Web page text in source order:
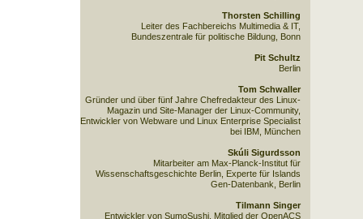
Thorsten Schilling
Leiter des Fachbereichs Multimedia & IT,
Bundeszentrale für politische Bildung, Bonn
Pit Schultz
Berlin
Tom Schwaller
Gründer und über fünf Jahre Chefredakteur des Linux-
Magazin und Site-Manager der Linux-Community,
Entwickler von Webware und Linux Enterprise Specialist
bei IBM, München
Skúli Sigurdsson
Mitarbeiter am Max-Planck-Institut für
Wissenschaftsgeschichte Berlin, Experte für Islands
Gen-Datenbank, Berlin
Tilmann Singer
Entwickler von SumoSushi, Mitglied der OpenACS